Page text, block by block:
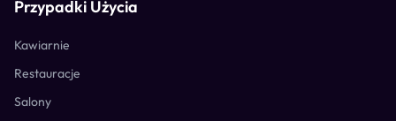
Przypadki Użycia
Kawiarnie
Restauracje
Salony